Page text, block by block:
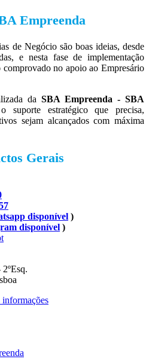
Empreenda
de Negócio são boas ideias, desde
e nesta fase de implementação
comprovado no apoio ao Empresário
da SBA Empreenda - SBA
estratégico que precisa,
sejam alcançados com máxima
Gerais
disponível )
disponível )